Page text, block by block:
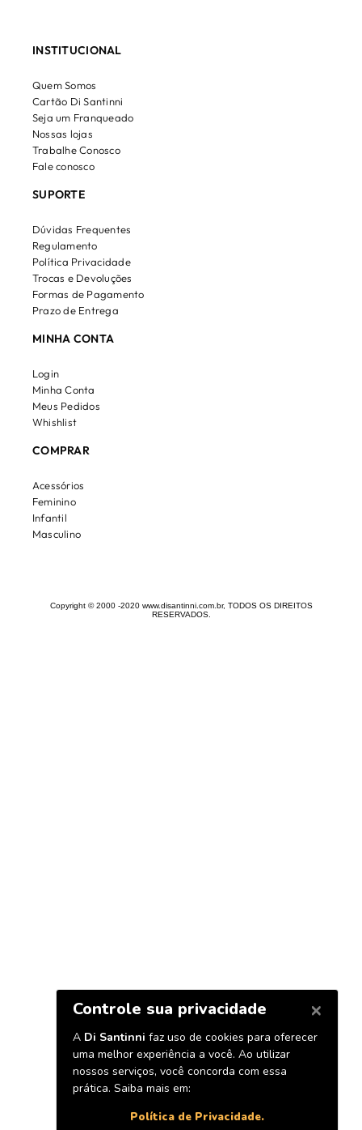
INSTITUCIONAL
Quem Somos
Cartão Di Santinni
Seja um Franqueado
Nossas lojas
Trabalhe Conosco
Fale conosco
SUPORTE
Dúvidas Frequentes
Regulamento
Política Privacidade
Trocas e Devoluções
Formas de Pagamento
Prazo de Entrega
MINHA CONTA
Login
Minha Conta
Meus Pedidos
Whishlist
COMPRAR
Acessórios
Feminino
Infantil
Masculino
Copyright © 2000 -2020 www.disantinni.com.br, TODOS OS DIREITOS
RESERVADOS.